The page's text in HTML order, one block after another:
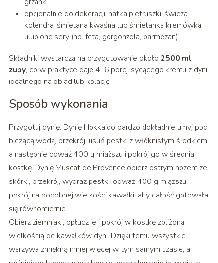
opcjonalnie do dekoracji: natka pietruszki, świeża
kolendra, śmietana kwaśna lub śmietanka kremówka,
ulubione sery (np. feta, gorgonzola, parmezan)
Składniki wystarczą na przygotowanie około 2500 ml
zupy, co w praktyce daje 4–6 porcji sycącego kremu z dyni,
idealnego na obiad lub kolację.
Sposób wykonania
Przygotuj dynię. Dynię Hokkaido bardzo dokładnie umyj pod
bieżącą wodą, przekrój, usuń pestki z włóknistym środkiem,
a następnie odważ 400 g miąższu i pokrój go w średnią
kostkę. Dynię Muscat de Provence obierz ostrym nożem ze
skórki, przekrój, wydrąż pestki, odważ 400 g miąższu i
pokrój na podobnej wielkości kawałki, aby całość gotowała
się równomiernie.
Obierz ziemniaki, opłucz je i pokrój w kostkę zbliżoną
wielkością do kawałków dyni. Dzięki temu wszystkie
warzywa zmiękną mniej więcej w tym samym czasie, a